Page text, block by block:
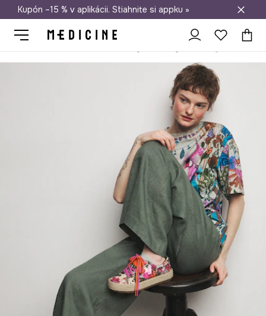
Doprava zadarmo od 50 €
Kupón –15 % v aplikácii. Stiahnite si appku »